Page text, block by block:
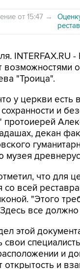
от 15:47 →
INTERFAX.RU
возможностями
"Троица".
у церкви
и
протоиерей
декан
музея
что для
со всей
"Этого
Здесь все
этой
свои
и
открытость и